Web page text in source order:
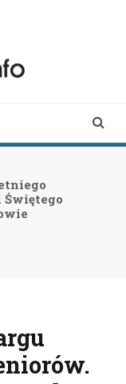
Świętego